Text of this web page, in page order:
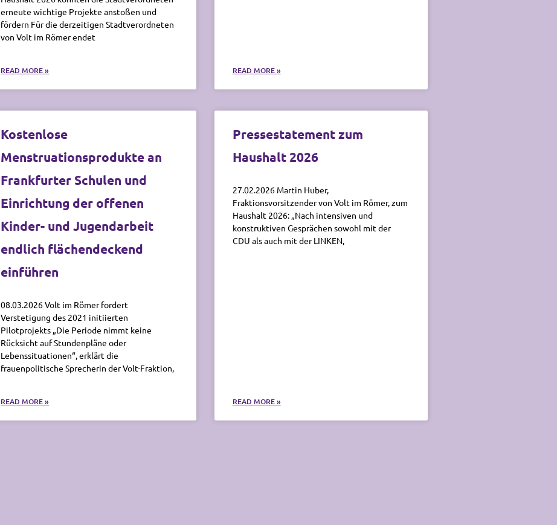
erneute wichtige Projekte anstoßen und
fördern Für die derzeitigen Stadtverordneten
von Volt im Römer endet
READ MORE » READ MORE »
Kostenlose
Menstruationsprodukte an
Frankfurter Schulen und
Einrichtung der offenen
Kinder- und Jugendarbeit
endlich flächendeckend
einführen
08.03.2026 Volt im Römer fordert
Verstetigung des 2021 initiierten
Pilotprojekts „Die Periode nimmt keine
Rücksicht auf Stundenpläne oder
Lebenssituationen“, erklärt die
frauenpolitische Sprecherin der Volt-Fraktion,
READ MORE »
Pressestatement zum
Haushalt 2026
27.02.2026 Martin Huber,
Fraktionsvorsitzender von Volt im Römer, zum
Haushalt 2026: „Nach intensiven und
konstruktiven Gesprächen sowohl mit der
CDU als auch mit der LINKEN,
READ MORE »